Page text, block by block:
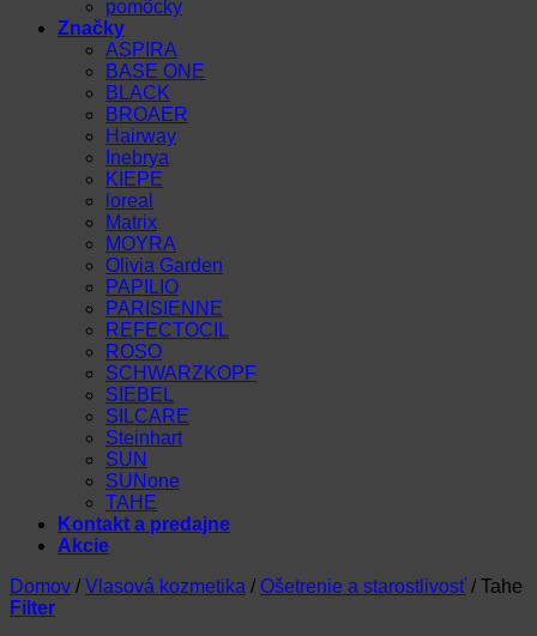
pomôcky
Značky
ASPIRA
BASE ONE
BLACK
BROAER
Hairway
Inebrya
KIEPE
loreal
Matrix
MOYRA
Olivia Garden
PAPILIO
PARISIENNE
REFECTOCIL
ROSO
SCHWARZKOPF
SIEBEL
SILCARE
Steinhart
SUN
SUNone
TAHE
Kontakt a predajne
Akcie
Domov / Vlasová kozmetika / Ošetrenie a starostlivosť / Tahe
Filter